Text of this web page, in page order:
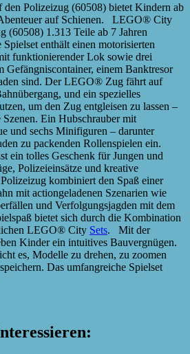
Polizeizug (60508) bietet Kindern ab
Abenteuer auf Schienen. LEGO® City
(60508) 1.313 Teile ab 7 Jahren
enthält einen motorisierten
funktionierender Lok sowie drei
Gefängniscontainer, einem Banktresor
sind. Der LEGO® Zug fährt auf
und ein spezielles
um den Zug entgleisen zu lassen –
Ein Hubschrauber mit
und sechs Minifiguren – darunter
zu packenden Rollenspielen ein.
ein tolles Geschenk für Jungen und
Polizeieinsätze und kreative
kombiniert den Spaß einer
mit actiongeladenen Szenarien wie
und Verfolgungsjagden mit dem
bietet sich durch die Kombination
LEGO® City Sets. Mit der
Kinder ein intuitives Bauvergnügen.
es, Modelle zu drehen, zu zoomen
Das umfangreiche Spielset